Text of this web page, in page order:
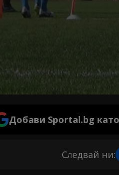
Добави Sportal.bg
Следвай ни: